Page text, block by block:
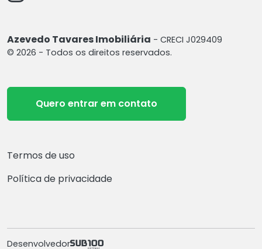
Azevedo Tavares Imobiliária - CRECI J029409
© 2026 - Todos os direitos reservados.
Quero entrar em contato
Termos de uso
Política de privacidade
Desenvolvedor